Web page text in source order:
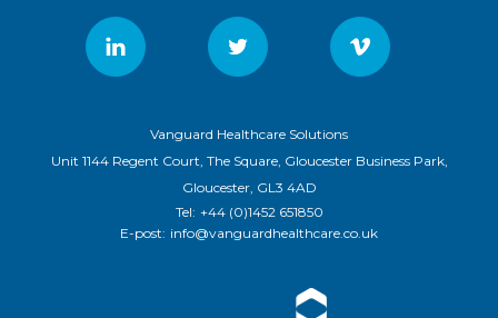
Vanguard Healthcare Solutions
Unit 1144 Regent Court, The Square, Gloucester Business Park,
Gloucester, GL3 4AD
Tel: +44 (0)1452 651850
E-post: info@vanguardhealthcare.co.uk